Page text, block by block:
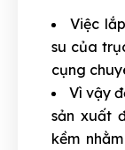
Việc
su của
cụng
Vì vậy
sản xuất
kềm